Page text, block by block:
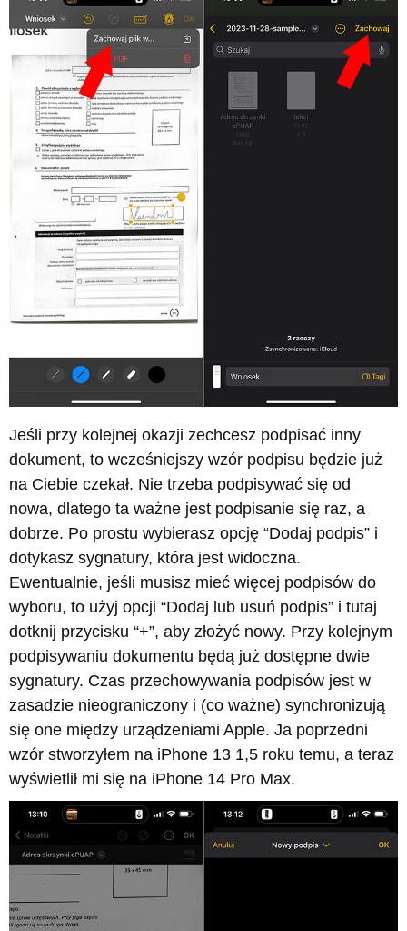
Jeśli przy kolejnej okazji zechcesz podpisać inny
dokument, to wcześniejszy wzór podpisu będzie już
na Ciebie czekał. Nie trzeba podpisywać się od
nowa, dlatego ta ważne jest podpisanie się raz, a
dobrze. Po prostu wybierasz opcję “Dodaj podpis” i
dotykasz sygnatury, która jest widoczna.
Ewentualnie, jeśli musisz mieć więcej podpisów do
wyboru, to użyj opcji “Dodaj lub usuń podpis” i tutaj
dotknij przycisku “+”, aby złożyć nowy. Przy kolejnym
podpisywaniu dokumentu będą już dostępne dwie
sygnatury. Czas przechowywania podpisów jest w
zasadzie nieograniczony i (co ważne) synchronizują
się one między urządzeniami Apple. Ja poprzedni
wzór stworzyłem na iPhone 13 1,5 roku temu, a teraz
wyświetlił mi się na iPhone 14 Pro Max.